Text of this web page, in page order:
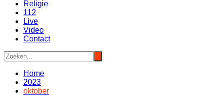
Religie
112
Live
Video
Contact
Home
2023
oktober